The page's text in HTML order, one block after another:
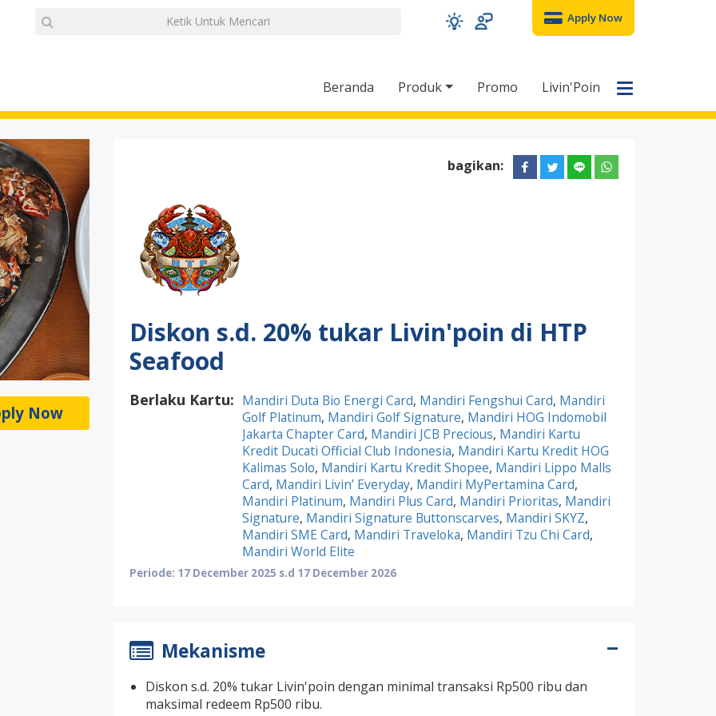
Apply Now
Beranda Produk Promo Livin'Poin
Now
bagikan:
Diskon s.d. 20% tukar Livin'poin di HTP
Seafood
Berlaku Kartu: Mandiri Duta Bio Energi Card, Mandiri Fengshui Card, Mandiri
Golf Platinum, Mandiri Golf Signature, Mandiri HOG Indomobil
Jakarta Chapter Card, Mandiri JCB Precious, Mandiri Kartu
Kredit Ducati Official Club Indonesia, Mandiri Kartu Kredit HOG
Kalimas Solo, Mandiri Kartu Kredit Shopee, Mandiri Lippo Malls
Card, Mandiri Livin’ Everyday, Mandiri MyPertamina Card,
Mandiri Platinum, Mandiri Plus Card, Mandiri Prioritas, Mandiri
Signature, Mandiri Signature Buttonscarves, Mandiri SKYZ,
Mandiri SME Card, Mandiri Traveloka, Mandiri Tzu Chi Card,
Mandiri World Elite
Periode: 17 December 2025 s.d 17 December 2026
Mekanisme
Diskon s.d. 20% tukar Livin'poin dengan minimal transaksi Rp500 ribu dan
maksimal redeem Rp500 ribu.